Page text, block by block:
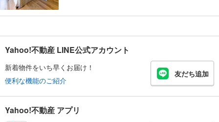
Yahoo!不動産 LINE公式アカウント
新着物件をいち早くお届け！
便利な機能のご紹介
友だち追加
Yahoo!不動産 アプリ